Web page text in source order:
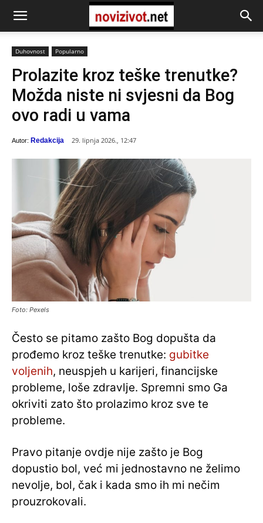
Duhovnost Popularno
Prolazite kroz teške trenutke?
Možda niste ni svjesni da Bog
ovo radi u vama
Autor: Redakcija 29. lipnja 2026., 12:47
Foto: Pexels
Često se pitamo zašto Bog dopušta da
prođemo kroz teške trenutke: gubitke
voljenih, neuspjeh u karijeri, financijske
probleme, loše zdravlje. Spremni smo Ga
okriviti zato što prolazimo kroz sve te
probleme.
Pravo pitanje ovdje nije zašto je Bog
dopustio bol, već mi jednostavno ne želimo
nevolje, bol, čak i kada smo ih mi nečim
prouzrokovali.